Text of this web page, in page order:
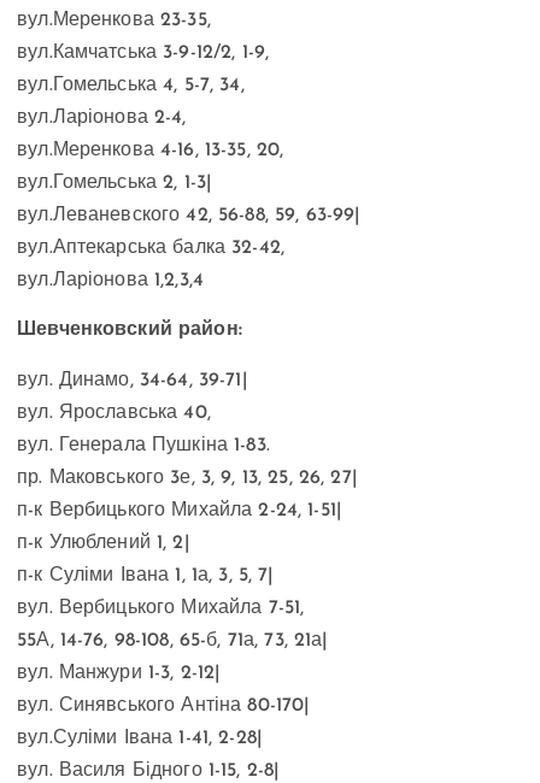
вул.Меренкова 23-35,
вул.Камчатська 3-9-12/2, 1-9,
вул.Гомельська 4, 5-7, 34,
вул.Ларіонова 2-4,
вул.Меренкова 4-16, 13-35, 20,
вул.Гомельська 2, 1-3|
вул.Леваневского 42, 56-88, 59, 63-99|
вул.Аптекарська балка 32-42,
вул.Ларіонова 1,2,3,4
Шевченковский район:
вул. Динамо, 34-64, 39-71|
вул. Ярославська 40,
вул. Генерала Пушкіна 1-83.
пр. Маковського 3е, 3, 9, 13, 25, 26, 27|
п-к Вербицького Михайла 2-24, 1-51|
п-к Улюблений 1, 2|
п-к Суліми Івана 1, 1а, 3, 5, 7|
вул. Вербицького Михайла 7-51,
55А, 14-76, 98-108, 65-б, 71а, 73, 21а|
вул. Манжури 1-3, 2-12|
вул. Синявського Антіна 80-170|
вул.Суліми Івана 1-41, 2-28|
вул. Василя Бідного 1-15, 2-8|